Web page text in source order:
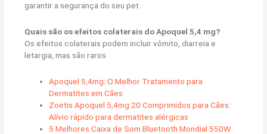
garantir a segurança do seu pet.
Quais são os efeitos colaterais do Apoquel 5,4 mg?
Os efeitos colaterais podem incluir vômito, diarreia e
letargia, mas são raros
Apoquel 5,4mg: O Melhor Tratamento para
Dermatites em Cães
Zoetis Apoquel 5,4mg 20 Comprimidos para Cães:
Alívio rápido para dermatites alérgicas
5 Melhores Caixa de Som Bluetooth Mondial 550W